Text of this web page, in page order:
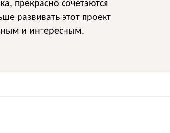
прекрасно сочетаются
развивать этот проект
и интересным.